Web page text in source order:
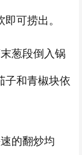
可捞出。
葱段倒入锅
子和青椒块依
的翻炒均